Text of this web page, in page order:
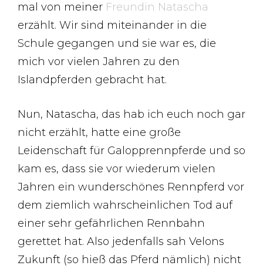
mal von meiner Freundin Natascha
erzählt. Wir sind miteinander in die
Schule gegangen und sie war es, die
mich vor vielen Jahren zu den
Islandpferden gebracht hat.
Nun, Natascha, das hab ich euch noch gar
nicht erzählt, hatte eine große
Leidenschaft für Galopprennpferde und so
kam es, dass sie vor wiederum vielen
Jahren ein wunderschönes Rennpferd vor
dem ziemlich wahrscheinlichen Tod auf
einer sehr gefährlichen Rennbahn
gerettet hat. Also jedenfalls sah Velons
Zukunft (so hieß das Pferd nämlich) nicht